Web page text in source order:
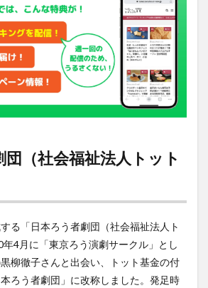
団（社会福祉法人トット
る「日本ろう者劇団（社会福祉法人ト
4月に「東京ろう演劇サークル」とし
柳徹子さんと出会い、トット基金の付
ろう者劇団」に改称しました。発足時